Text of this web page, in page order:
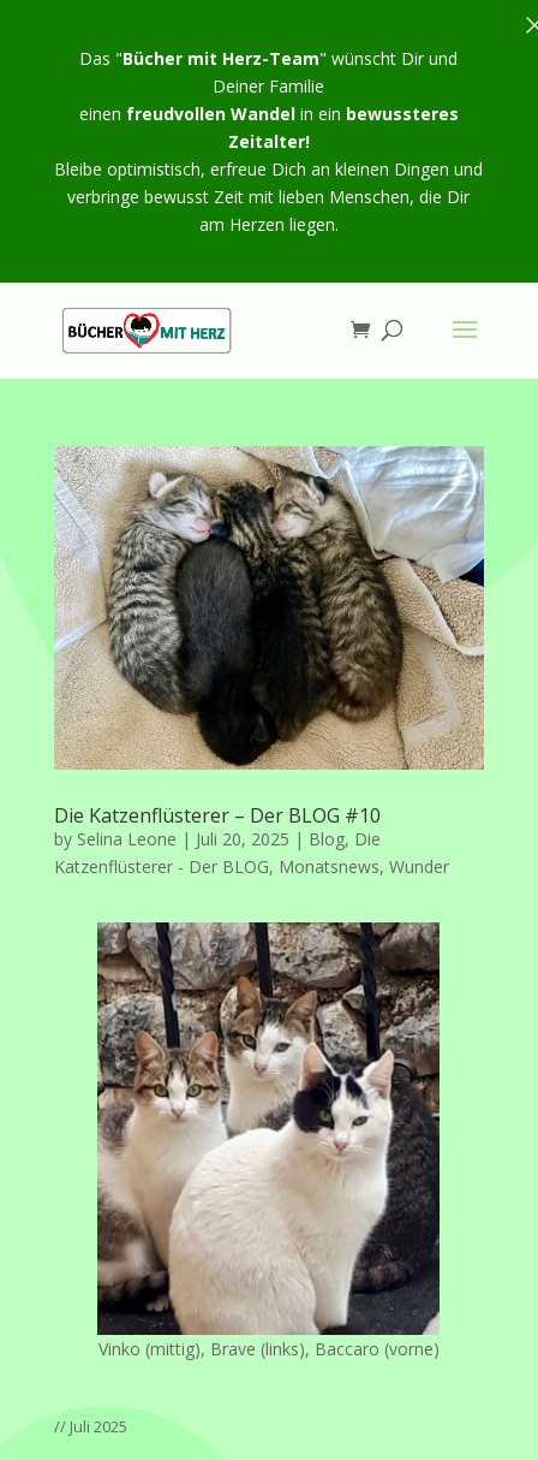
Die Katzenflüsterer – Der BLOG #10
by Selina Leone | Juli 20, 2025 | Blog, Die
Katzenflüsterer - Der BLOG, Monatsnews, Wunder
Vinko (mittig), Brave (links), Baccaro (vorne)
// Juli 2025
Das "Bücher mit Herz-Team" wünscht Dir und
Deiner Familie
einen freudvollen Wandelin ein bewussteres
Zeitalter!
Bleibe optimistisch, erfreue Dich an kleinen Dingen und
verbringe bewusst Zeit mit lieben Menschen, die Dir
am Herzen liegen.